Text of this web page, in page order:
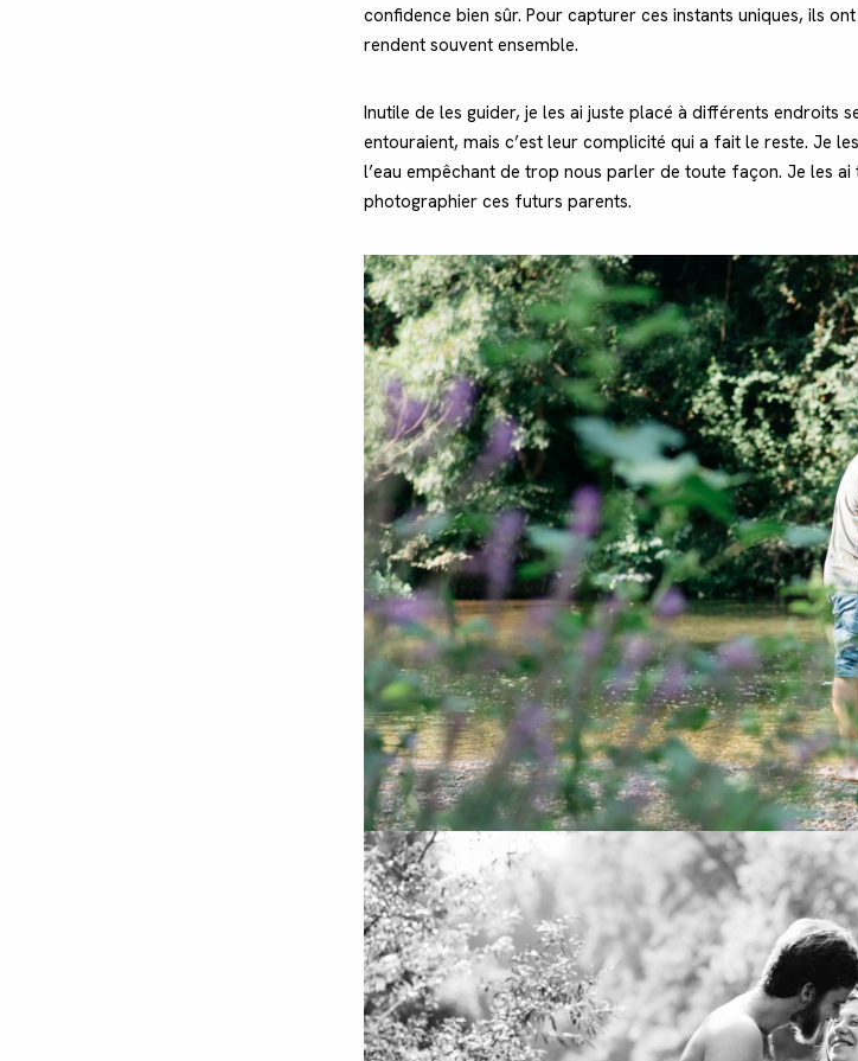
confidence bien sûr. Pour capturer ces instants uniques, ils
rendent souvent ensemble.
Inutile de les guider, je les ai juste placé à différents endroits
entouraient, mais c’est leur complicité qui a fait le reste. Je
l’eau empêchant de trop nous parler de toute façon. Je les
photographier ces futurs parents.